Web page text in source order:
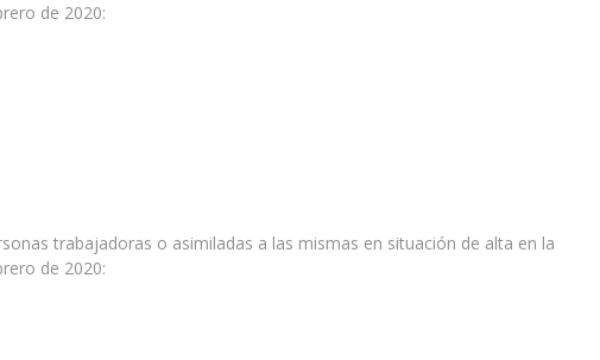
de 2020:
trabajadoras o asimiladas a las mismas en situación de alta en la
de 2020: